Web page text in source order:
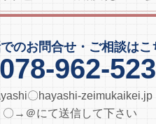
のお問合せ・ご相談はこ
078-962-
〇hayashi-zeimukaikei.jp
〇→＠にて送信して下さい